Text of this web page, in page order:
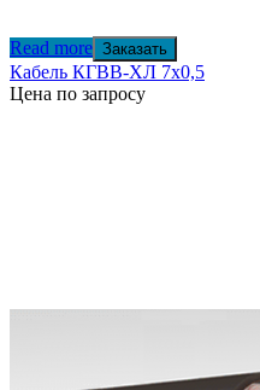
Read more Заказать
Кабель КГВВ-ХЛ 7х0,5
Цена по запросу